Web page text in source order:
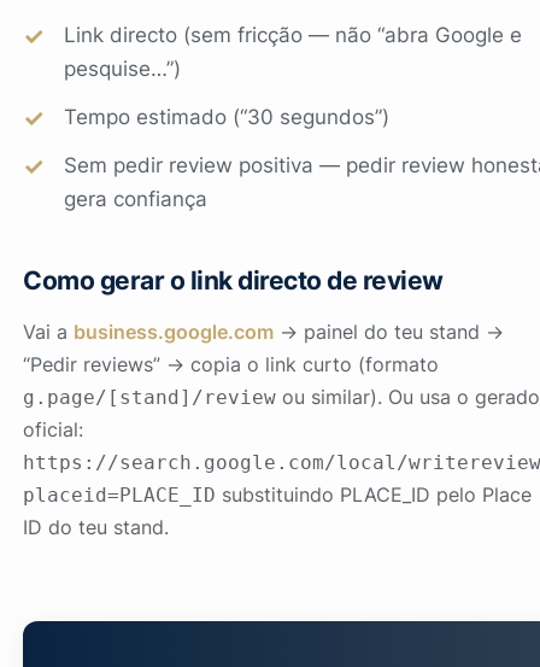
Link directo (sem fricção — não “abra Google e
pesquise…”)
Tempo estimado (“30 segundos”)
Sem pedir review positiva — pedir review
gera confiança
Como gerar o link directo de review
Vai a business.google.com → painel do teu stand →
“Pedir reviews” → copia o link curto (formato
g.page/[stand]/review ou similar). Ou usa o
oficial:
https://search.google.com/local/
placeid=PLACE_ID substituindo PLACE_ID pelo Place
ID do teu stand.